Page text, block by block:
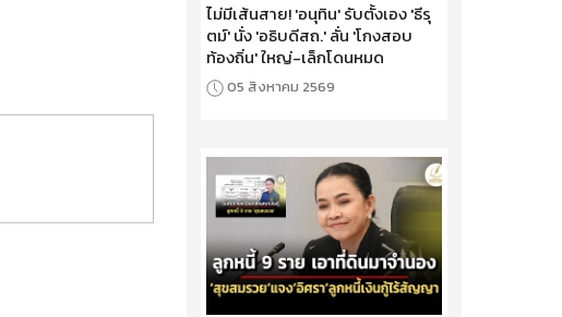
ไม่มีเส้นสาย! 'อนุทิน' รับตั้งเอง 'ธีรุ
ตม์' นั่ง 'อธิบดีสถ.' ลั่น 'โกงสอบ
ท้องถิ่น' ใหญ่-เล็กโดนหมด
05 สิงหาคม 2569